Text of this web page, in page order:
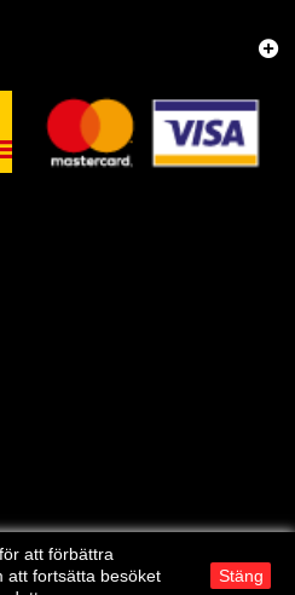
att förbättra
att fortsätta besöket
Stäng